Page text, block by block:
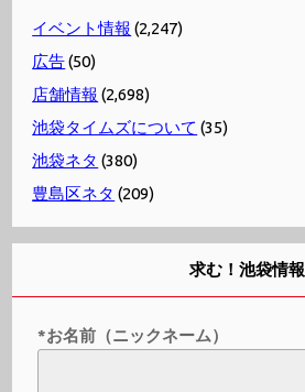
イベント情報 (2,247)
広告(50)
店舗情報 (2,698)
池袋タイムズについて (35)
池袋ネタ (380)
豊島区ネタ (209)
求む！池袋情報
*お名前（ニックネーム）